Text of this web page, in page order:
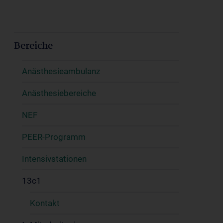
Bereiche
Anästhesieambulanz
Anästhesiebereiche
NEF
PEER-Programm
Intensivstationen
13c1
Kontakt